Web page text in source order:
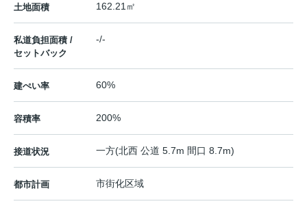
土地面積 162.21㎡
私道負担面積 /
セットバック
-/-
建ぺい率 60%
容積率 200%
接道状況 一方(北西 公道 5.7m 間口 8.7m)
都市計画 市街化区域